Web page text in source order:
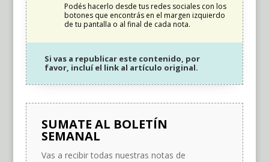
Podés hacerlo desde tus redes sociales con los
botones que encontrás en el margen izquierdo
de tu pantalla o al final de cada nota.
Si vas a republicar este contenido, por
favor, incluí el link al artículo original.
SUMATE AL BOLETÍN
SEMANAL
Vas a recibir todas nuestras notas de